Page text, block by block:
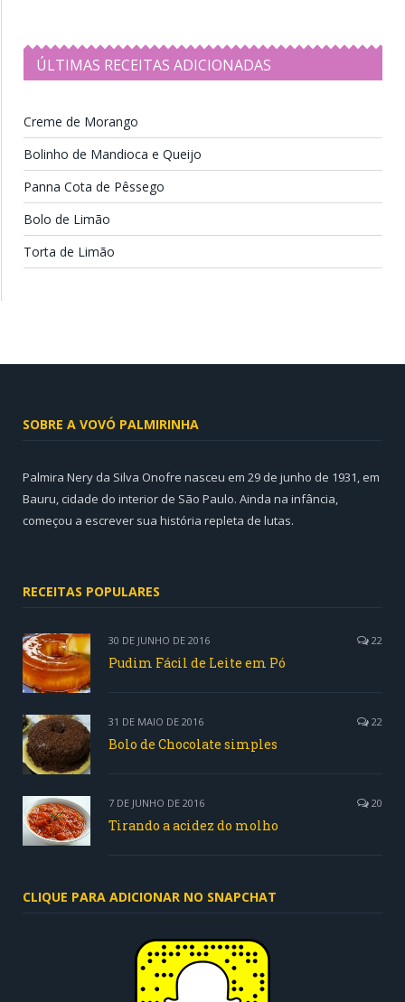
ÚLTIMAS RECEITAS ADICIONADAS
Creme de Morango
Bolinho de Mandioca e Queijo
Panna Cota de Pêssego
Bolo de Limão
Torta de Limão
SOBRE A VOVÓ PALMIRINHA
Palmira Nery da Silva Onofre nasceu em 29 de junho de 1931, em
Bauru, cidade do interior de São Paulo. Ainda na infância,
começou a escrever sua história repleta de lutas.
RECEITAS POPULARES
30 DE JUNHO DE 2016 22
Pudim Fácil de Leite em Pó
31 DE MAIO DE 2016 22
Bolo de Chocolate simples
7 DE JUNHO DE 2016 20
Tirando a acidez do molho
CLIQUE PARA ADICIONAR NO SNAPCHAT